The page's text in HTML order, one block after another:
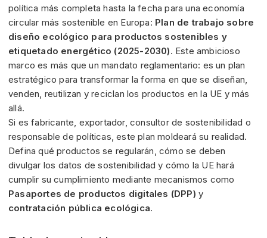
política más completa hasta la fecha para una economía
circular más sostenible en Europa: Plan de trabajo sobre
diseño ecológico para productos sostenibles y
etiquetado energético (2025-2030). Este ambicioso
marco es más que un mandato reglamentario: es un plan
estratégico para transformar la forma en que se diseñan,
venden, reutilizan y reciclan los productos en la UE y más
allá.
Si es fabricante, exportador, consultor de sostenibilidad o
responsable de políticas, este plan moldeará su realidad.
Defina qué productos se regularán, cómo se deben
divulgar los datos de sostenibilidad y cómo la UE hará
cumplir su cumplimiento mediante mecanismos como
Pasaportes de productos digitales (DPP) y
contratación pública ecológica.